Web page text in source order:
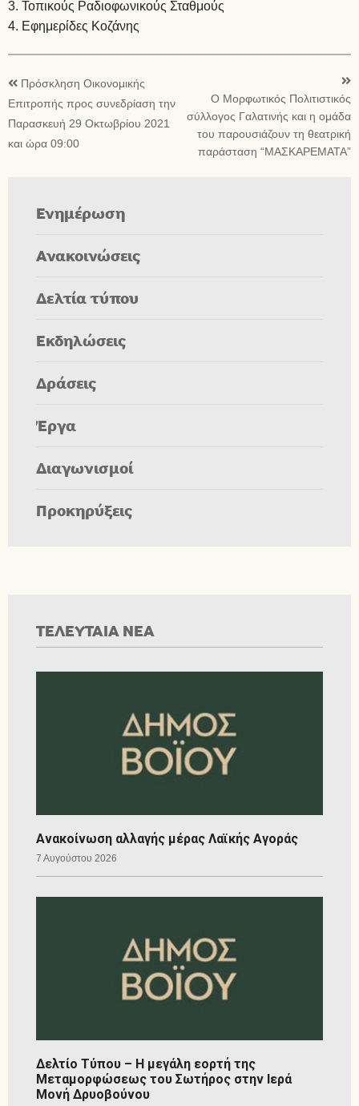
3. Τοπικούς Ραδιοφωνικούς Σταθμούς
4. Εφημερίδες Κοζάνης
Πρόσκληση Οικονομικής
Επιτροπής προς συνεδρίαση την
Παρασκευή 29 Οκτωβρίου 2021
και ώρα 09:00
Ο Μορφωτικός Πολιτιστικός
σύλλογος Γαλατινής και η ομάδα
του παρουσιάζουν τη θεατρική
παράσταση “ΜΑΣΚΑΡΕΜΑΤΑ”
Ενημέρωση
Ανακοινώσεις
Δελτία τύπου
Εκδηλώσεις
Δράσεις
Έργα
Διαγωνισμοί
Προκηρύξεις
ΤΕΛΕΥΤΑΙΑ ΝΕΑ
Ανακοίνωση αλλαγής μέρας Λαϊκής Αγοράς
7 Αυγούστου 2026
Δελτίο Τύπου – Η μεγάλη εορτή της
Μεταμορφώσεως του Σωτήρος στην Ιερά
Μονή Δρυοβούνου